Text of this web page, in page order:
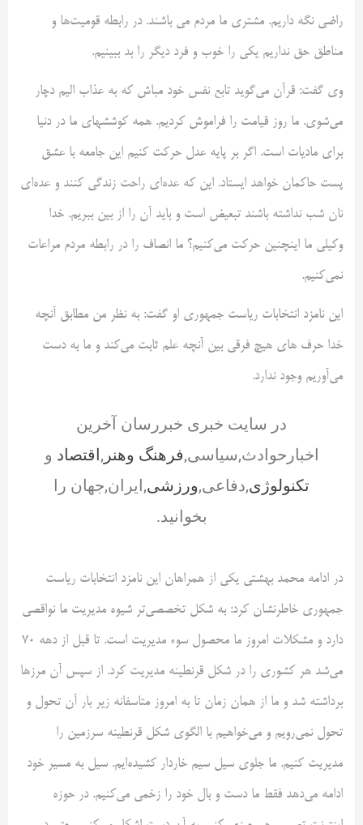
راضی نگه داریم. مشتری ما مردم می باشند. در رابطه قومیت‌ها و
مناطق حق نداریم یکی را خوب و فرد دیگر را بد ببینیم.
وی گفت: قرآن می‌گوید تابع نفس خود مباش که به عذاب الیم دچار
می‌شوی. ما روز قیامت را فراموش کردیم. همه کوششهای ما در دنیا
برای مادیات است. اگر بر پایه عدل حرکت کنیم این جامعه با عشق
پست حاکمان خواهد ایستاد. این که عده‌ای راحت زندگی کنند و عده‌ای
نان شب نداشته باشند تبعیض است و باید آن را از بین ببریم. خدا
وکیلی ما اینچنین حرکت می‌کنیم؟ ما انصاف را در رابطه مردم مراعات
نمی‌کنیم.
این نامزد انتخابات ریاست جمهوری او گفت: به نظر من مطابق آنچه
خدا حرف های هیچ فرقی بین آنچه علم ثابت می‌کند و ما به دست
می‌آوریم وجود ندارد.
در سایت خبری خبررسان آخرین
اخبارحوادث,سیاسی,فرهنگ وهنر ,اقتصاد و
تکنولوژی,دفاعی,ورزشی,ایران,جهان را
بخوانید.
در ادامه محمد بهشتی یکی از همراهان این نامزد انتخابات ریاست
جمهوری خاطرنشان کرد: به شکل تخصصی‌تر شیوه مدیریت ما نواقصی
دارد و مشکلات امروز ما محصول سوء مدیریت است. تا قبل از دهه ۷۰
می‌شد هر کشوری را در شکل قرنطینه مدیریت کرد. از سپس آن مرزها
برداشته شد و ما از همان زمان تا به امروز متاسفانه زیر بار آن تحول و
تحول نمی‌رویم و می‌خواهیم با الگوی شکل قرنطینه سرزمین را
مدیریت کنیم. ما جلوی سیل سیم خاردار کشیده‌ایم. سیل به مسیر خود
ادامه می‌دهد فقط ما دست و بال خود را زخمی می‌کنیم. در حوزه